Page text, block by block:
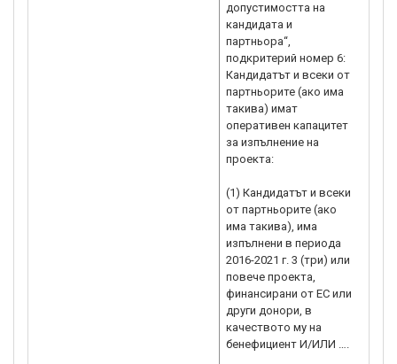
допустимостта на
кандидата и
партньора“,
подкритерий номер 6:
Кандидатът и всеки от
партньорите (ако има
такива) имат
оперативен капацитет
за изпълнение на
проекта:
(1) Кандидатът и всеки
от партньорите (ако
има такива), има
изпълнени в периода
2016-2021 г. 3 (три) или
повече проекта,
финансирани от ЕС или
други донори, в
качеството му на
бенефициент И/ИЛИ ….